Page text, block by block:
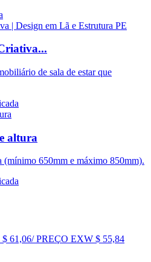
de sala de estar que
altura
(mínimo 650mm e máximo 850mm).
61,06/ PREÇO EXW $ 55,84